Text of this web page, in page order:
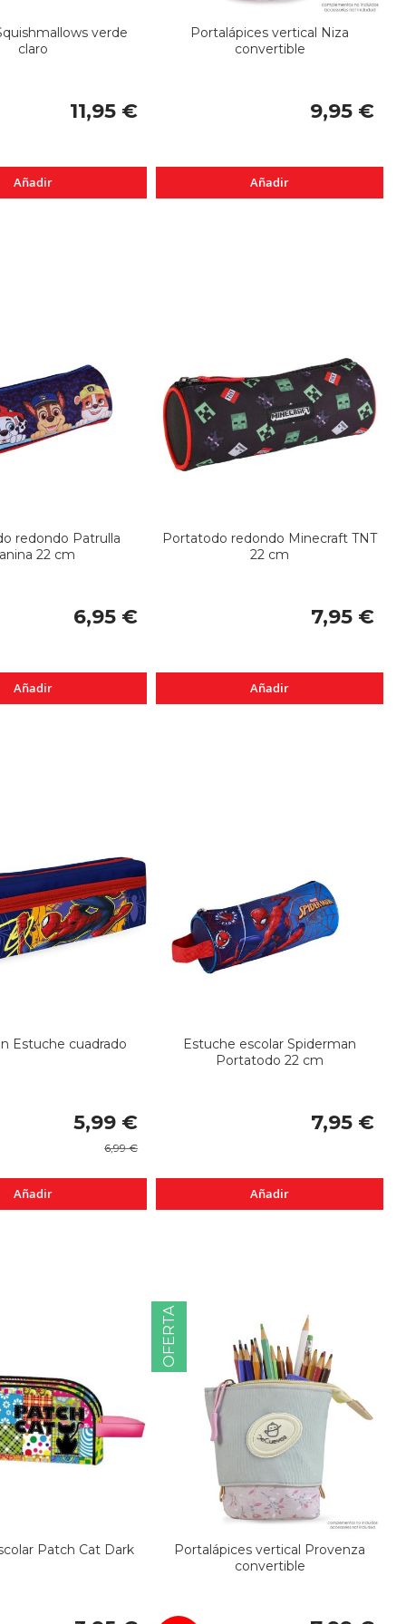
verde
claro
11,95 €
Añadir
Portalápices vertical Niza
convertible
9,95 €
Añadir
redondo Patrulla
22 cm
6,95 €
Añadir
Portatodo redondo Minecraft TNT
22 cm
7,95 €
Añadir
Estuche cuadrado
Precio
especial
5,99 €
6,99 €
Añadir
Estuche escolar Spiderman
Portatodo 22 cm
7,95 €
Añadir
Patch Cat Dark
OFERTA
Portalápices vertical Provenza
convertible